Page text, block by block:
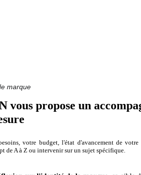
marque
vous propose un
votre budget, l'état d'avancement de
de A à Z ou intervenir sur un sujet spécifique.